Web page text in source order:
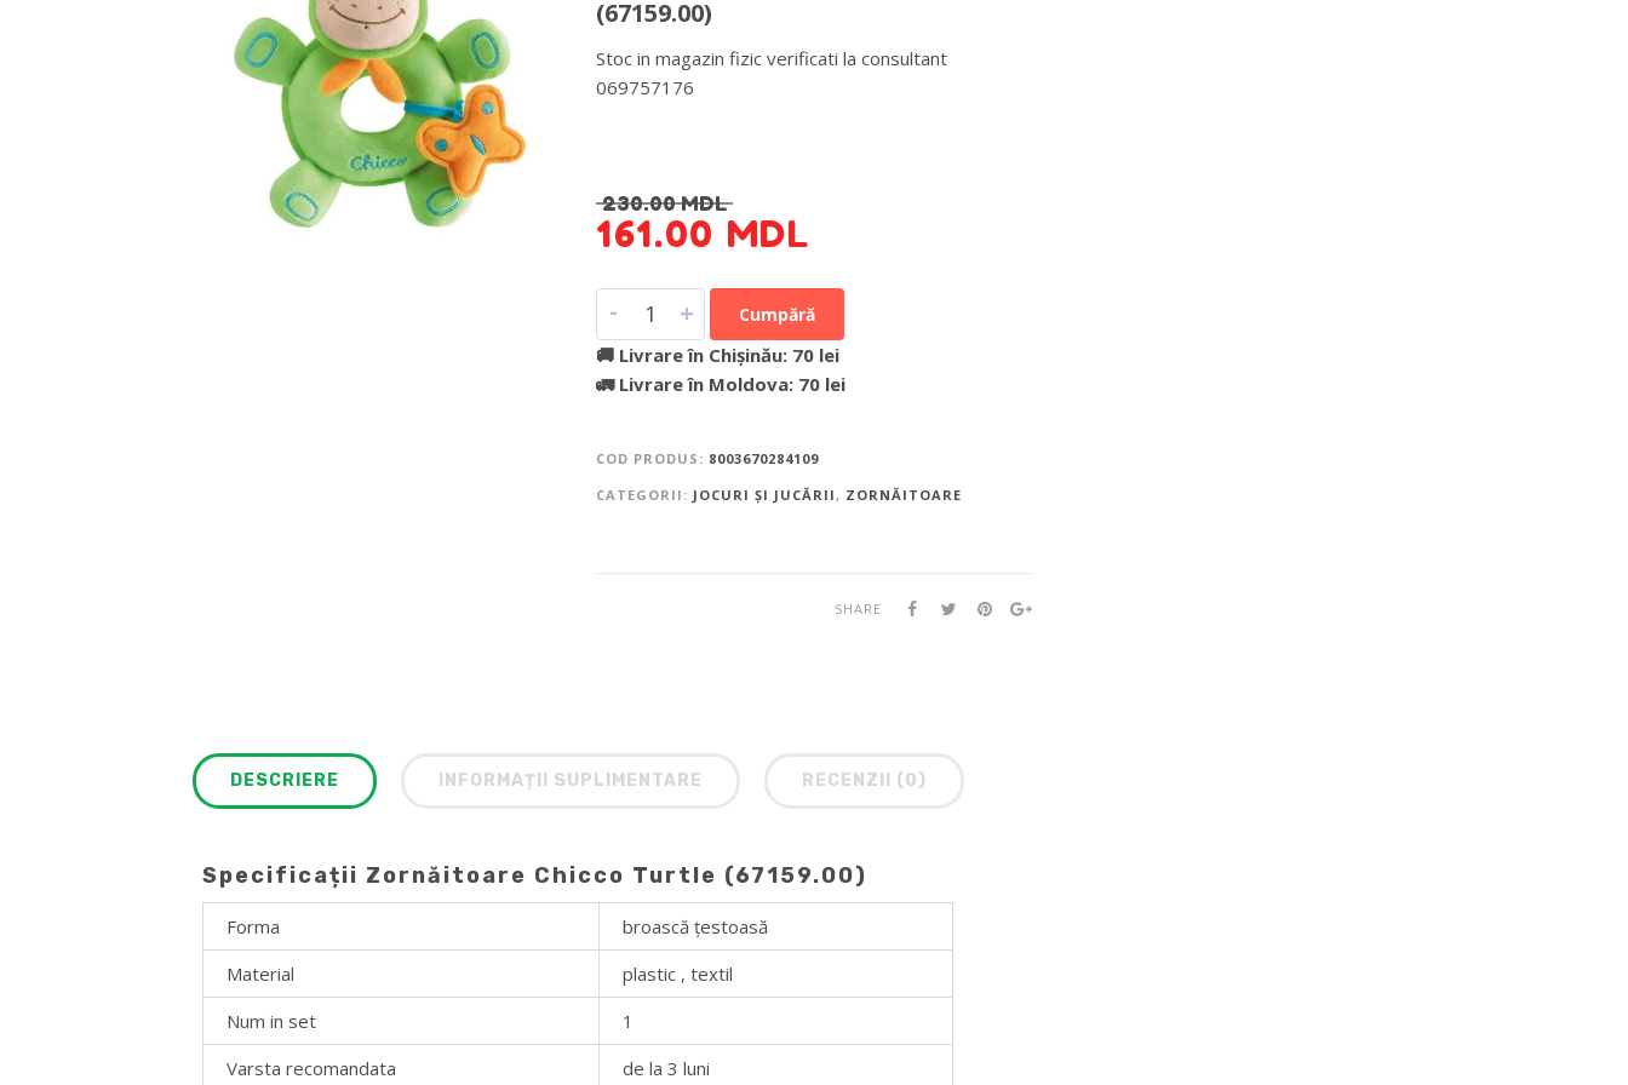
(67159.00)
Stoc in magazin fizic verificati la consultant
069757176
230.00MDL
161.00 MDL
- + Cumpără
🚚 Livrare în Chișinău: 70 lei
🚛 Livrare în Moldova: 70 lei
COD PRODUS: 8003670284109
CATEGORII: JOCURI ȘI JUCĂRII , ZORNĂITOARE
SHARE
DESCRIERE INFORMAȚII SUPLIMENTARE RECENZII (0)
Specificații Zornăitoare Chicco Turtle (67159.00)
Forma
broască țestoasă
Material
plastiс , textil
Num in set
1
Varsta recomandata
de la 3 luni